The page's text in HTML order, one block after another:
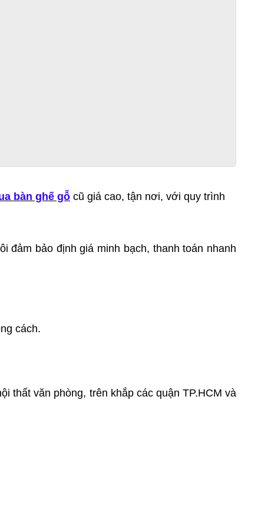
bàn ghế gỗ cũ giá cao, tận nơi, với quy trình
đảm bảo định giá minh bạch, thanh toán nhanh
cách.
thất văn phòng, trên khắp các quận TP.HCM và